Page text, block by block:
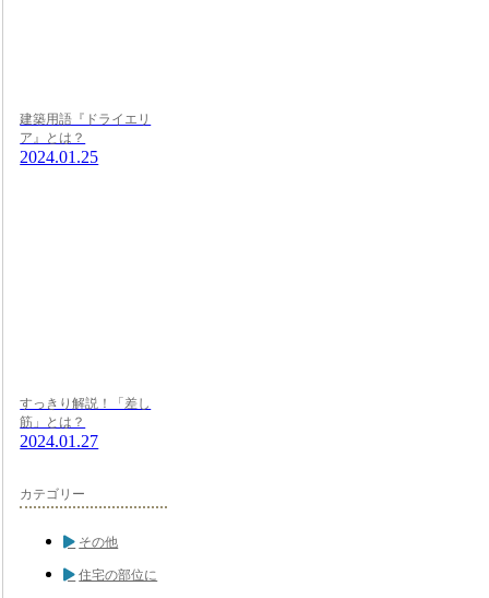
建築用語『ドライエリ
ア』とは？
2024.01.25
すっきり解説！「差し
筋」とは？
2024.01.27
カテゴリー
その他
住宅の部位に